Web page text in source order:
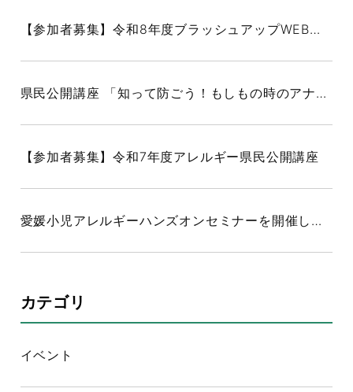
【参加者募集】令和8年度ブラッシュアップWEB研修（愛媛小児吸入療法研究会）
県民公開講座 「知って防ごう！もしもの時のアナフィラキシー～みんなで守る命のために～」を開催しました
【参加者募集】令和7年度アレルギー県民公開講座
愛媛小児アレルギーハンズオンセミナーを開催しました
カテゴリ
イベント